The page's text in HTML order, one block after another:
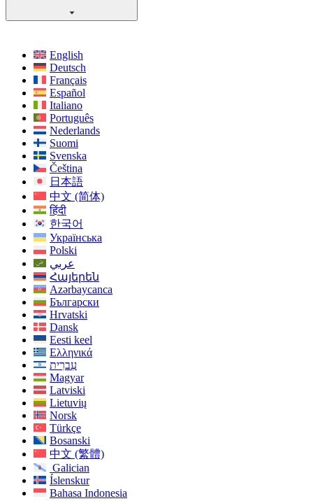
English
Deutsch
Français
Español
Italiano
Português
Nederlands
Suomi
Svenska
Čeština
日本語
中文 (简体)
हिंदी
한국어
Українська
Polski
عربي
Հայերեն
Azərbaycanca
Български
Hrvatski
Dansk
Eesti keel
Ελληνικά
עִברִית
Magyar
Latviski
Lietuvių
Norsk
Türkçe
Bosanski
中文 (繁體)
Galician
Íslenskur
Bahasa Indonesia